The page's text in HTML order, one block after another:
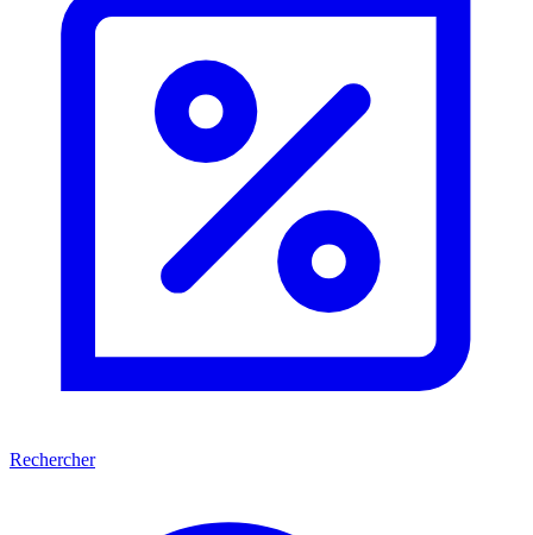
Rechercher